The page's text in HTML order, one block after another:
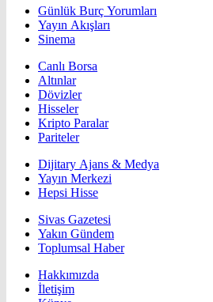
Günlük Burç Yorumları
Yayın Akışları
Sinema
Canlı Borsa
Altınlar
Dövizler
Hisseler
Kripto Paralar
Pariteler
Dijitary Ajans & Medya
Yayın Merkezi
Hepsi Hisse
Sivas Gazetesi
Yakın Gündem
Toplumsal Haber
Hakkımızda
İletişim